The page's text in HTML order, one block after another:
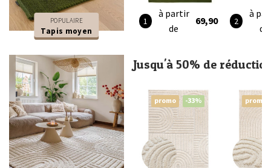
POPULAIRE
Tapis moyen
à partir
de
69,90
à
de
Jusqu'à 50% de
promo -33% promo